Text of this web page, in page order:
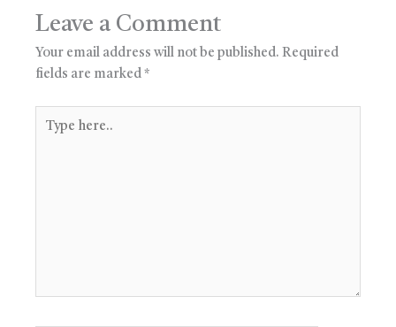
Leave a Comment
Your email address will not be published. Required
fields are marked *
here..